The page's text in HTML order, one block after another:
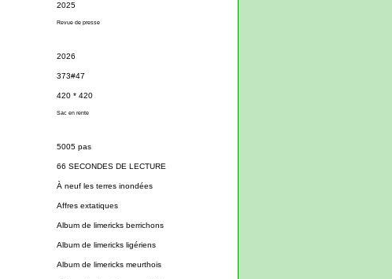
2025
Revue de presse
2026
373#47
420 * 420
Sac en rente
5005 pas
66 SECONDES DE LECTURE
À neuf les terres inondées
Affres extatiques
Album de limericks berrichons
Album de limericks ligériens
Album de limericks meurthois